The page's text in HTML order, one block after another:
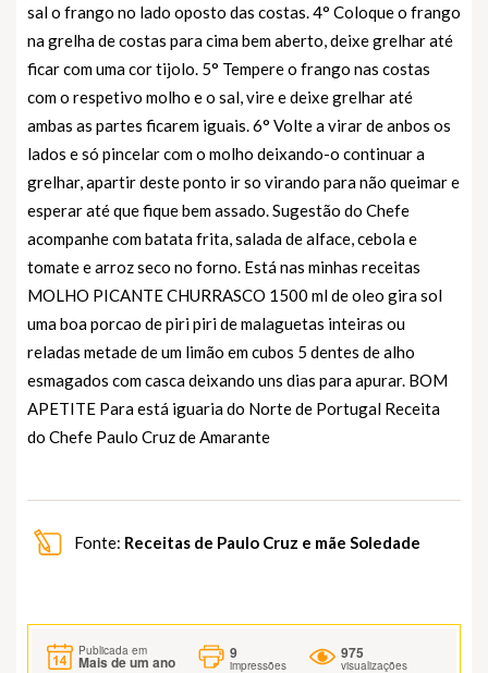
sal o frango no lado oposto das costas. 4° Coloque o frango
na grelha de costas para cima bem aberto, deixe grelhar até
ficar com uma cor tijolo. 5° Tempere o frango nas costas
com o respetivo molho e o sal, vire e deixe grelhar até
ambas as partes ficarem iguais. 6° Volte a virar de anbos os
lados e só pincelar com o molho deixando-o continuar a
grelhar, apartir deste ponto ir so virando para não queimar e
esperar até que fique bem assado. Sugestão do Chefe
acompanhe com batata frita, salada de alface, cebola e
tomate e arroz seco no forno. Está nas minhas receitas
MOLHO PICANTE CHURRASCO 1500 ml de oleo gira sol
uma boa porcao de piri piri de malaguetas inteiras ou
reladas metade de um limão em cubos 5 dentes de alho
esmagados com casca deixando uns dias para apurar. BOM
APETITE Para está iguaria do Norte de Portugal Receita
do Chefe Paulo Cruz de Amarante
Fonte: Receitas de Paulo Cruz e mãe Soledade
Publicada em
Mais de um ano
9
impressões
975
visualizações